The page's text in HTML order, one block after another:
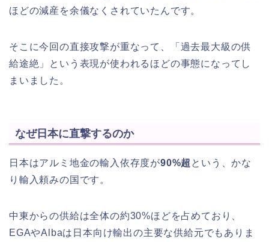
ほどの減産を余儀なくされていたんです。
そこに今回の直接攻撃が重なって、「過去最大級の供
給途絶」という表現が使われるほどの事態になってし
まいました。
なぜ日本に直撃するのか
日本はアルミ地金の輸入依存度が90%超 という、かな
り輸入頼みの国です。
中東からの供給は全体の約30%ほどを占めており、
EGAやAlbaは日本向け輸出の主要な供給元でもありま